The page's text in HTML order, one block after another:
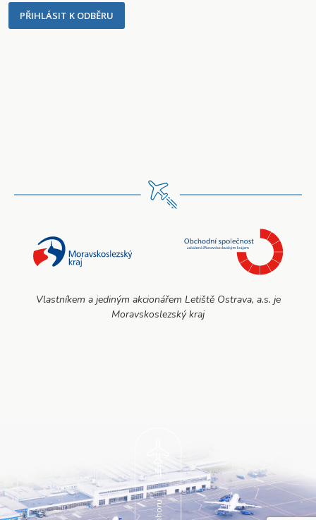
PŘIHLÁSIT K ODBĚRU
Vlastníkem a jediným akcionářem Letiště Ostrava, a.s. je
Moravskoslezský kraj